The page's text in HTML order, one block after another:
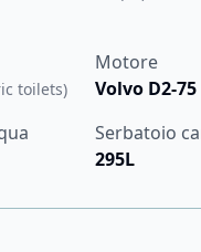
toilets)
Motore
Volvo D2-75
Serbatoio
295L